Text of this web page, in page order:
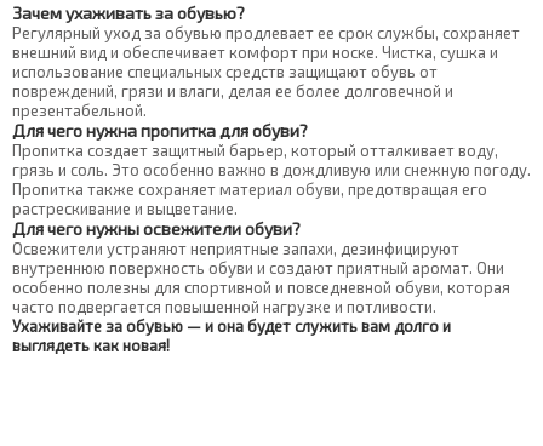
Зачем ухаживать за обувью?
Регулярный уход за обувью продлевает ее срок службы, сохраняет
внешний вид и обеспечивает комфорт при носке. Чистка, сушка и
использование специальных средств защищают обувь от
повреждений, грязи и влаги, делая ее более долговечной и
презентабельной.
Для чего нужна пропитка для обуви?
Пропитка создает защитный барьер, который отталкивает воду,
грязь и соль. Это особенно важно в дождливую или снежную погоду.
Пропитка также сохраняет материал обуви, предотвращая его
растрескивание и выцветание.
Для чего нужны освежители обуви?
Освежители устраняют неприятные запахи, дезинфицируют
внутреннюю поверхность обуви и создают приятный аромат. Они
особенно полезны для спортивной и повседневной обуви, которая
часто подвергается повышенной нагрузке и потливости.
Ухаживайте за обувью — и она будет служить вам долго и
выглядеть как новая!